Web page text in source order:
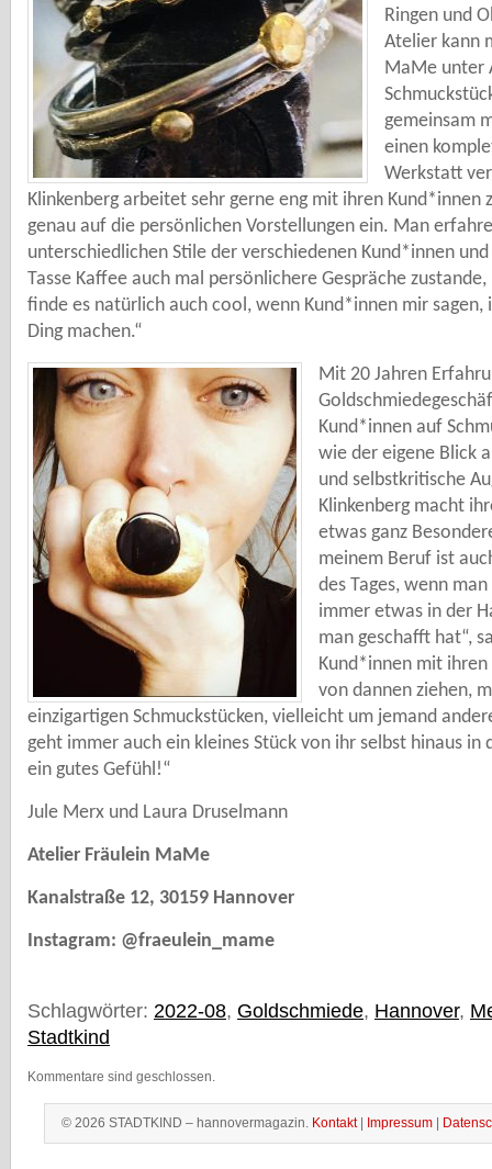
Ringen und
Atelier kann
MaMe unter
gemeinsam
einen
Werkstatt
Klinkenberg arbeitet sehr gerne eng mit ihren Kund*innen
genau auf die persönlichen Vorstellungen ein. Man
unterschiedlichen Stile der verschiedenen Kund*innen
Tasse Kaffee auch mal persönlichere Gespräche
finde es natürlich auch cool, wenn Kund*innen mir sagen,
Ding machen.“
Mit 20 Jahren
Kund*innen auf
wie der eigene Blick
und selbstkritische
Klinkenberg macht
etwas ganz
meinem Beruf ist
des Tages, wenn
immer etwas in der
man geschafft hat“,
Kund*innen mit
von dannen ziehen,
einzigartigen Schmuckstücken, vielleicht um jemand
geht immer auch ein kleines Stück von ihr selbst hinaus in
ein gutes Gefühl!“
Jule Merx und Laura Druselmann
Atelier Fräulein MaMe
Kanalstraße 12, 30159 Hannover
Instagram: @fraeulein_mame
Schlagwörter: 2022-08, Goldschmiede, Hannover,
Stadtkind
Kommentare sind geschlossen.
© 2026 STADTKIND – hannovermagazin. Kontakt| Impressum